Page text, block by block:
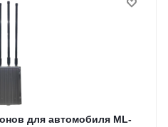
для автомобиля ML-